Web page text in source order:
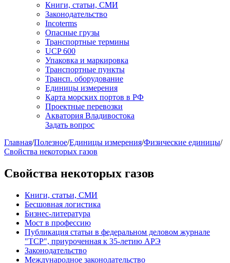
Книги, статьи, СМИ
Законодательство
Incoterms
Опасные грузы
Транспортные термины
UCP 600
Упаковка и маркировка
Транспортные пункты
Трансп. оборудование
Единицы измерения
Карта морских портов в РФ
Проектные перевозки
Акватория Владивостока
Задать вопрос
Главная/Полезное/Единицы измерения/Физические единицы/
Свойства некоторых газов
Свойства некоторых газов
Книги, статьи, СМИ
Бесшовная логистика
Бизнес-литература
Мост в профессию
Публикация статьи в федеральном деловом журнале
"ТСР", приуроченная к 35-летию АРЭ
Законодательство
Международное законодательство